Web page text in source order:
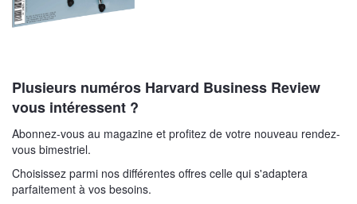
Plusieurs numéros Harvard Business Review
vous intéressent ?
Abonnez-vous au magazine et profitez de votre nouveau rendez-
vous bimestriel.
Choisissez parmi nos différentes offres celle qui s'adaptera
parfaitement à vos besoins.